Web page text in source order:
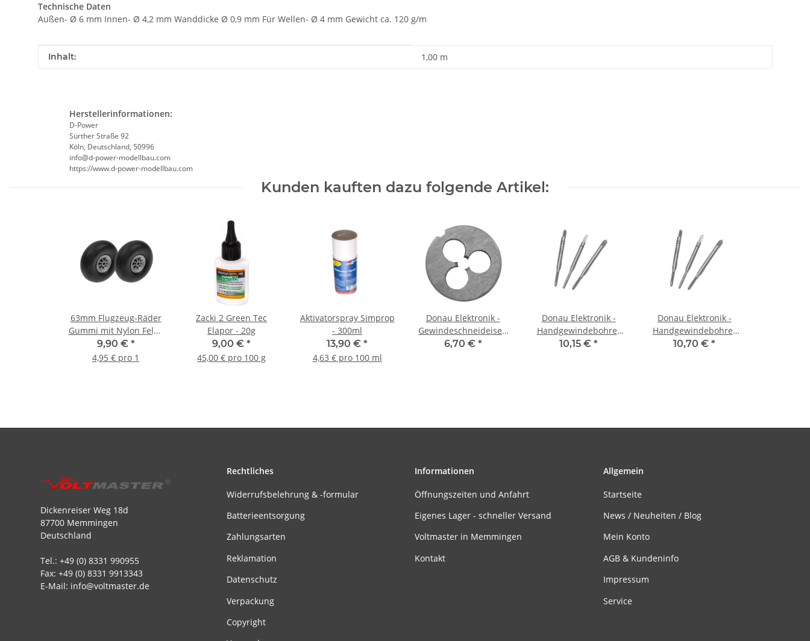
Technische Daten
Außen- Ø 6 mm Innen- Ø 4,2 mm Wanddicke Ø 0,9 mm Für Wellen- Ø 4 mm Gewicht ca. 120 g/m
Produkteigenschaft
Wert
Inhalt: 1,00 m
Herstellerinformationen:
D-Power
Sürther Straße 92
Köln, Deutschland, 50996
info@d-power-modellbau.com
https://www.d-power-modellbau.com
Kunden kauften dazu folgende Artikel:
63mm Flugzeug-Räder
Gummi mit Nylon Felge
- Schaft 4mm (1 Paar)
9,90 € *
4,95 € pro 1
Zacki 2 Green Tec
Elapor - 20g
9,00 € *
45,00 € pro 100 g
Aktivatorspray Simprop
- 300ml
13,90 € *
4,63 € pro 100 ml
Donau Elektronik -
Gewindeschneideisen
M4,0
6,70 € *
Donau Elektronik -
Handgewindebohrer
M3,0 (3 teilig)
10,15 € *
Donau Elektronik -
Handgewindebohrer
M4,0 (3 teilig)
10,70 € *
Dickenreiser Weg 18d
87700 Memmingen
Deutschland
Tel.: +49 (0) 8331 990955
Fax: +49 (0) 8331 9913343
E-Mail: info@voltmaster.de
Rechtliches
Widerrufsbelehrung & -formular
Batterieentsorgung
Zahlungsarten
Reklamation
Datenschutz
Verpackung
Copyright
Informationen
Öffnungszeiten und Anfahrt
Eigenes Lager - schneller Versand
Voltmaster in Memmingen
Kontakt
Allgemein
Startseite
News / Neuheiten / Blog
Mein Konto
AGB & Kundeninfo
Impressum
Service